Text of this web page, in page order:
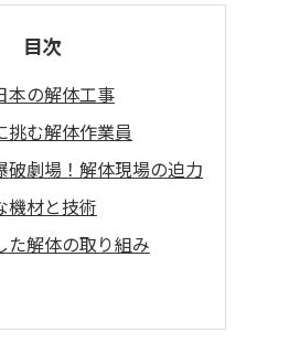
目次
本の解体工事
挑む解体作業員
破劇場！解体現場の迫力
機材と技術
た解体の取り組み